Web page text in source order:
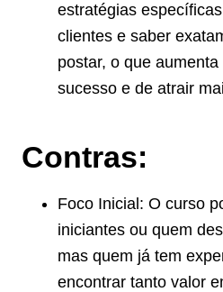
estratégias
clientes e saber
postar, o que
sucesso e de atrair
Contras:
Foco Inicial: O curso
iniciantes ou quem
mas quem já tem
encontrar tanto valor